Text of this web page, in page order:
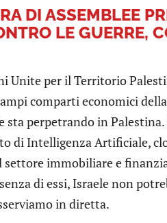
DI ASSEMBLEE
LE GUERRE,
Unite per il Territorio
comparti economici della
sta perpetrando in
di Intelligenza Artificiale,
immobiliare e
di essi, Israele non
in diretta.